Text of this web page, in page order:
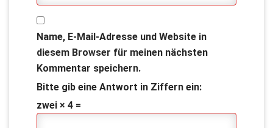
Name, E-Mail-Adresse und Website in
diesem Browser für meinen nächsten
Kommentar speichern.
Bitte gib eine Antwort in Ziffern ein:
zwei × 4 =